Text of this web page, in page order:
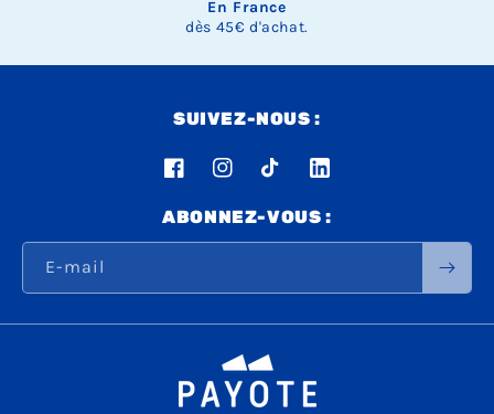
En France
dès 45€ d'achat.
SUIVEZ-NOUS :
FacebookInstagramTikTok LinkedIn
ABONNEZ-VOUS :
E-mail